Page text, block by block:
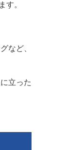
す。
など、
立った